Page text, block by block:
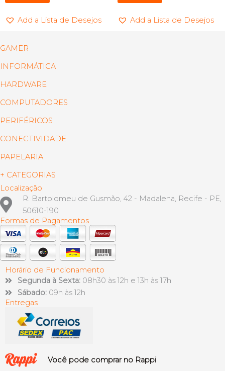
Add a Lista de Desejos Add a Lista de Desejos
GAMER
INFORMÁTICA
HARDWARE
COMPUTADORES
PERIFÉRICOS
CONECTIVIDADE
PAPELARIA
+ CATEGORIAS
Localização
R. Bartolomeu de Gusmão, 42 - Madalena, Recife - PE,
50610-190
Formas de Pagamentos
Horário de Funcionamento
Segunda à Sexta: 08h30 às 12h e 13h às 17h
Sábado: 09h às 12h
Entregas
Você pode comprar no Rappi